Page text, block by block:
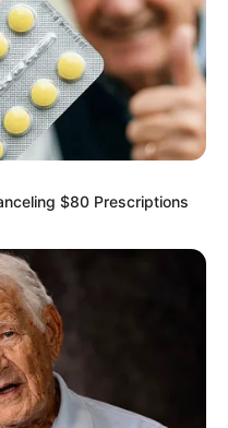
$80 Prescriptions